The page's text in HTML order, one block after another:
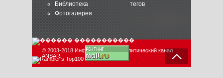
Библиотека
Фотогалерея
тегов
© 2003-2018 Информационно-аналитический канал
ANSAR